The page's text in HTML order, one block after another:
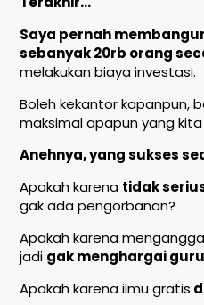
Saya pernah
sebanyak 20rb orang
melakukan biaya investasi.
Boleh kekantor kapanpun,
maksimal apapun yang kita
Anehnya, yang sukses
Apakah karena tidak
gak ada pengorbanan?
Apakah karena
jadi gak menghargai
Apakah karena ilmu gratis